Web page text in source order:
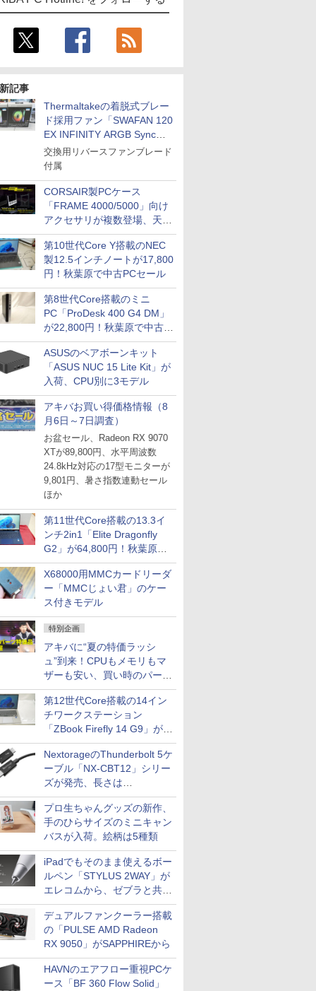
記事
Thermaltakeの着脱式ブレー
ド採用ファン「SWAFAN 120
EX INFINITY ARGB Sync」
に単品パッケージ
交換用リバースファンブレード
付属
CORSAIR製PCケース
「FRAME 4000/5000」向け
アクセサリが複数登場、天然
木製パネルや背面コネクタ対
応トレイなど
第10世代Core Y搭載のNEC
製12.5インチノートが17,800
円！秋葉原で中古PCセール
第8世代Core搭載のミニ
PC「ProDesk 400 G4 DM」
が22,800円！秋葉原で中古
PCセール
ASUSのベアボーンキット
「ASUS NUC 15 Lite Kit」が
入荷、CPU別に3モデル
アキバお買い得価格情報（8
月6日～7日調査）
お盆セール、Radeon RX 9070
XTが89,800円、水平周波数
24.8kHz対応の17型モニターが
9,801円、暑さ指数連動セール
ほか
第11世代Core搭載の13.3イ
ンチ2in1「Elite Dragonfly
G2」が64,800円！秋葉原で
中古PCセール
X68000用MMCカードリーダ
ー「MMCじょい君」のケー
ス付きモデル
特別企画
アキバに“夏の特価ラッシ
ュ”到来！CPUもメモリもマ
ザーも安い、買い時のパーツ
は？【8月7日(金)22時配信】
第12世代Core搭載の14イン
チワークステーション
「ZBook Firefly 14 G9」が
79,800円！秋葉原で中古PC
セール
NextorageのThunderbolt 5ケ
ーブル「NX-CBT12」シリー
ズが発売、長さは
30cm/50cm/1mの3種類
プロ生ちゃんグッズの新作、
手のひらサイズのミニキャン
バスが入荷。絵柄は5種類
iPadでもそのまま使えるボー
ルペン「STYLUS 2WAY」が
エレコムから、ゼブラと共同
開発
デュアルファンクーラー搭載
の「PULSE AMD Radeon
RX 9050」がSAPPHIREから
HAVNのエアフロー重視PCケ
ース「BF 360 Flow Solid」